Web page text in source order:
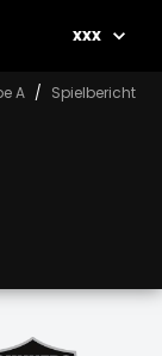
xxx
A Spielbericht